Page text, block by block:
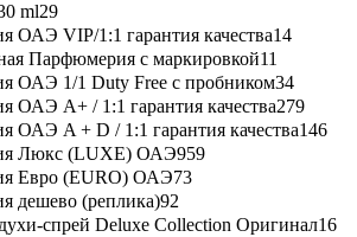
ml29
ОАЭ VIP/1:1 гарантия качества14
Парфюмерия с маркировкой11
ОАЭ 1/1 Duty Free с пробником34
ОАЭ A+ / 1:1 гарантия качества279
ОАЭ A + D / 1:1 гарантия качества146
Люкс (LUXE) ОАЭ959
Евро (EURO) ОАЭ73
дешево (реплика)92
спрей Deluxe Collection Оригинал16